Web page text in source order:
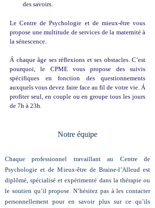
des savoirs.
Le Centre de Psychologie et de mieux-être vous
propose une multitude de services de la maternité à
la sénescence.
Á chaque âge ses réflexions et ses obstacles. C’est
pourquoi, le CPME vous propose des suivis
spécifiques en fonction des questionnements
auxquels vous devez faire face au fil de votre vie. Á
profiter seul, en couple ou en groupe tous les jours
de 7h à 23h.
Notre équipe
Chaque professionnel travaillant au Centre de
Psychologie et de Mieux-être de Braine-l’Alleud est
diplômé, spécialisé et expérimenté dans la thérapie ou
le soutien qu’il propose. N’hésitez pas à les contacter
personnellement pour en savoir plus sur ce qu’ils